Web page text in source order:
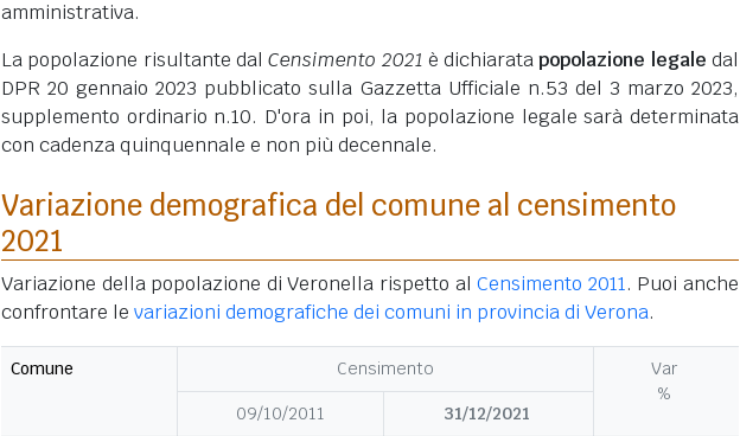
amministrativa.
La popolazione risultante dalCensimento 2021 è dichiaratapopolazione legale dal
DPR 20 gennaio 2023 pubblicato sulla Gazzetta Ufficiale n.53 del 3 marzo 2023,
supplemento ordinario n.10. D'ora in poi, la popolazione legale sarà determinata
con cadenza quinquennale e non più decennale.
Variazione demografica del comune al censimento
2021
Variazione della popolazione di Veronella rispetto alCensimento 2011. Puoi anche
confrontare le variazioni demografiche dei comuni in provincia di Verona.
Comune Censimento
Var
%
09/10/2011
31/12/2021